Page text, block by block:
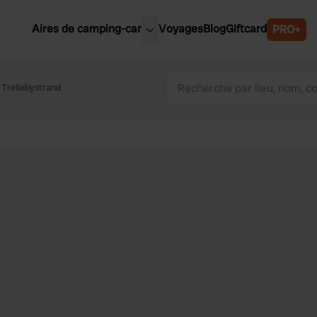
Aires de camping-car
Slovénie
VoyagesBlogGiftcard PRO+
Trellebystrand